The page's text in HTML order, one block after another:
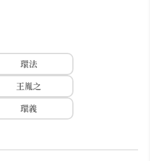
環法
王胤之
環義